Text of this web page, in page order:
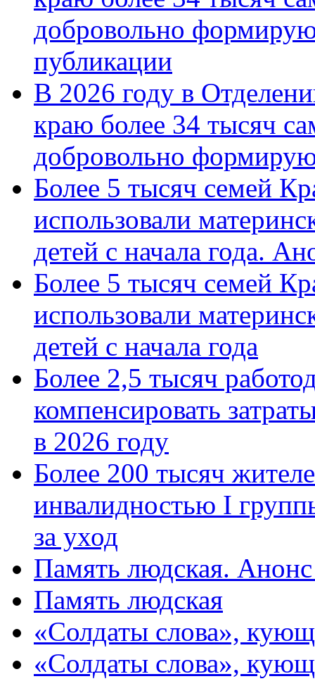
добровольно
публикации
В 2026 году в
краю более 34 тысяч
добровольно
Более 5 тысяч семей
использовали
детей с начала года.
Более 5 тысяч семей
использовали
детей с начала года
Более 2,5 тысяч
компенсировать
в 2026 году
Более 200 тысяч
инвалидностью I
за уход
Память людская.
Память людская
«Солдаты слова»,
«Солдаты слова»,